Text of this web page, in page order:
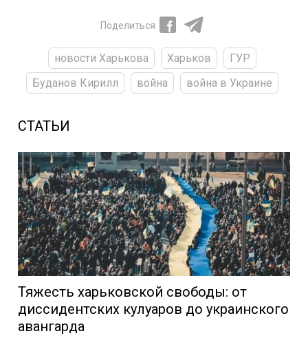
Поделиться
новости Харькова Харьков
ГУР
Буданов Кирилл
война война в Украине
СТАТЬИ
Тяжесть харьковской свободы: от
диссидентских кулуаров до украинского
авангарда